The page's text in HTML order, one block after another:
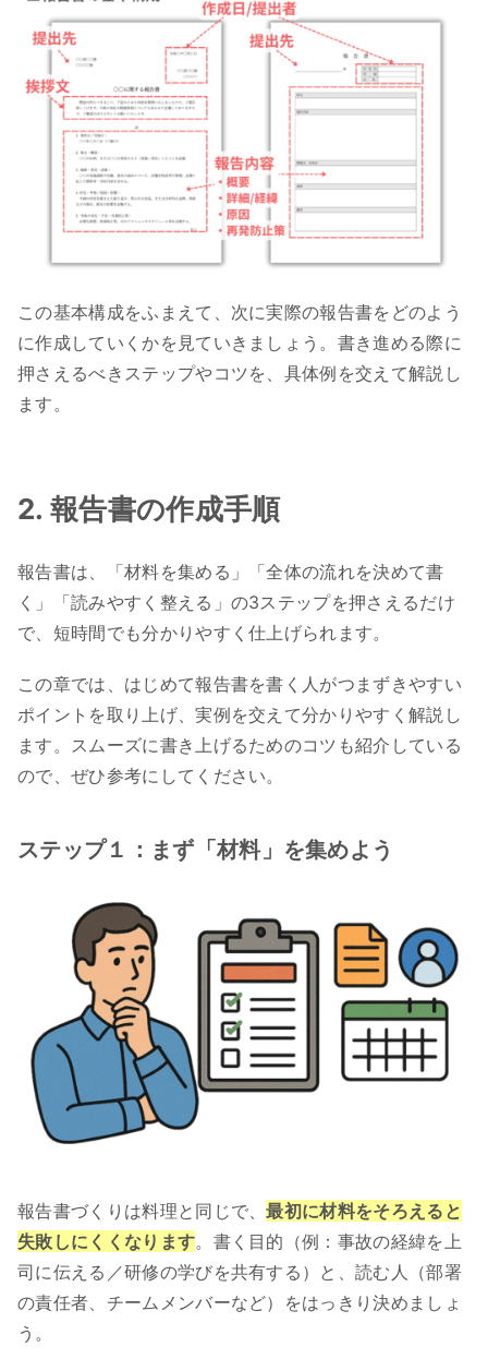
この基本構成をふまえて、次に実際の報告書をどのよう
に作成していくかを見ていきましょう。書き進める際に
押さえるべきステップやコツを、具体例を交えて解説し
ます。
2. 報告書の作成手順
報告書は、「材料を集める」「全体の流れを決めて書
く」「読みやすく整える」の3ステップを押さえるだけ
で、短時間でも分かりやすく仕上げられます。
この章では、はじめて報告書を書く人がつまずきやすい
ポイントを取り上げ、実例を交えて分かりやすく解説し
ます。スムーズに書き上げるためのコツも紹介している
ので、ぜひ参考にしてください。
ステップ１：まず「材料」を集めよう
報告書づくりは料理と同じで、最初に材料をそろえると
失敗しにくくなります。書く目的（例：事故の経緯を上
司に伝える／研修の学びを共有する）と、読む人（部署
の責任者、チームメンバーなど）をはっきり決めましょ
う。